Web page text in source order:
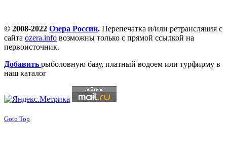
© 2008-2022 Озера России. Перепечатка и/или ретрансляция с
сайта ozera.info возможны только с прямой ссылкой на
первоисточник.
Добавить рыболовную базу, платный водоем или турфирму в
наш каталог
Goto Top